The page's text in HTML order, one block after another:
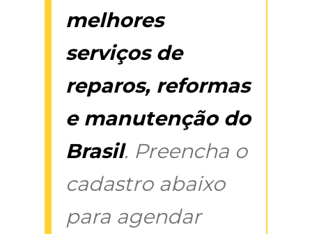
melhores
serviços de
reparos, reformas
e manutenção do
Brasil. Preencha o
cadastro abaixo
para agendar